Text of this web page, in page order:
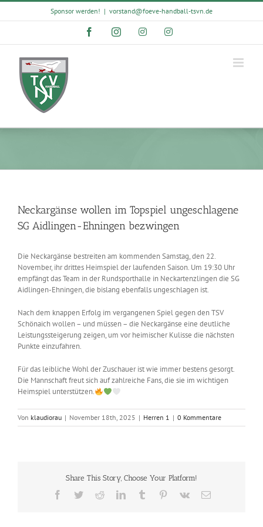
Skip
Sponsor werden! | vorstand@foeve-handball-tsvn.de
FacebookInstagramInstagramInstagram
Neckargänse wollen im Topspiel ungeschlagene
SG Aidlingen-Ehningen bezwingen
Die Neckargänse bestreiten am kommenden Samstag, den 22.
November, ihr drittes Heimspiel der laufenden Saison. Um 19:30 Uhr
empfängt das Team in der Rundsporthalle in Neckartenzlingen die SG
Aidlingen-Ehningen, die bislang ebenfalls ungeschlagen ist.
Nach dem knappen Erfolg im vergangenen Spiel gegen den TSV
Schönaich wollen – und müssen – die Neckargänse eine deutliche
Leistungssteigerung zeigen, um vor heimischer Kulisse die nächsten
Punkte einzufahren.
Für das leibliche Wohl der Zuschauer ist wie immer bestens gesorgt.
Die Mannschaft freut sich auf zahlreiche Fans, die sie im wichtigen
Heimspiel unterstützen.
Von klaudiorau | November 18th, 2025 | Herren 1 | 0 Kommentare
Share This Story, Choose Your Platform!
Facebook
TwitterRedditLinkedInTumblr Pinterest
Vk
E-